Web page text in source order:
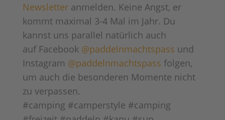
Newsletteranmelden. Keine Angst, er
kommt maximal 3-4 Mal im Jahr. Du
kannst uns parallel natürlich auch
auf Facebook @paddelnmachtspass und
Instagram @paddelnmachtspass folgen,
um auch die besonderen Momente nicht
zu verpassen.
#camping #camperstyle #camping